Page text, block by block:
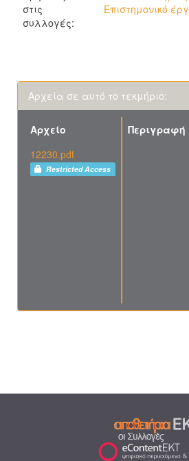
στις
συλλογές:
Επιστημονικό
Αρχεία σε αυτό το τεκμήριο:
Αρχείο Περιγραφή
12230.pdf
Restricted Access